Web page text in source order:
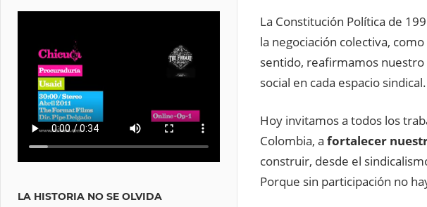
La Constitución Política de
la negociación colectiva,
sentido, reafirmamos nuestro
social en cada espacio sindical.
Hoy invitamos a todos los
Colombia, a fortalecer
construir, desde el
Porque sin participación no
LA HISTORIA NO SE OLVIDA